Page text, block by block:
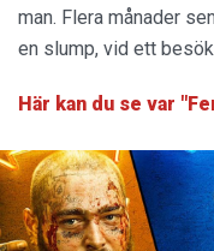
man. Flera månader
en slump, vid ett
Här kan du se var